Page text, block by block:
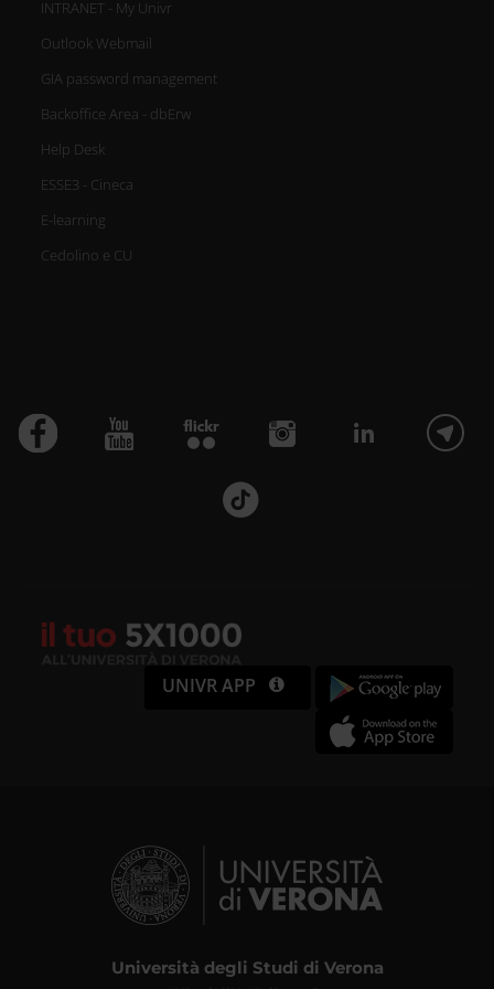
INTRANET - My Univr
Outlook Webmail
GIA password management
Backoffice Area - dbErw
Help Desk
ESSE3 - Cineca
E-learning
Cedolino e CU
UNIVR APP
Università degli Studi di Verona